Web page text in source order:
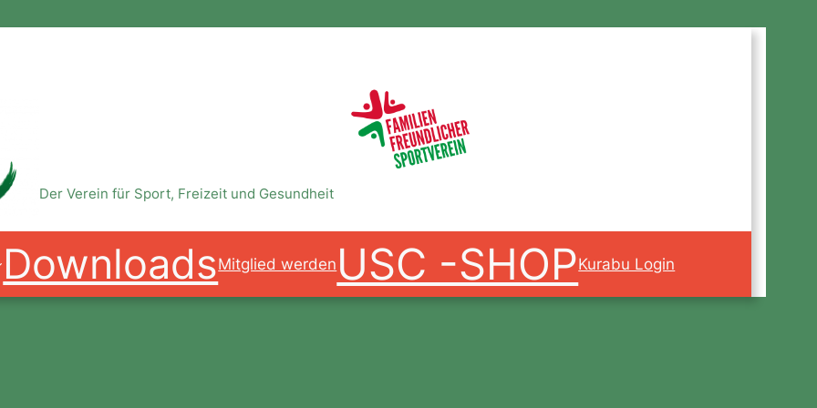
Der Verein für Sport, Freizeit und Gesundheit
DownloadsMitglied werdenUSC -SHOPKurabu Login